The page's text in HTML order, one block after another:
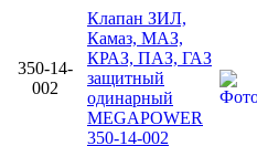
350-14-
002
Клапан ЗИЛ,
Камаз, МАЗ,
КРАЗ, ПАЗ, ГАЗ
защитный
одинарный
MEGAPOWER
350-14-002